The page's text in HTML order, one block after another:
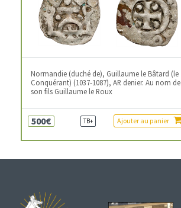
Normandie (duché de), Guillaume le Bâtard (le
Conquérant) (1037-1087), AR denier. Au nom de
son fils Guillaume le Roux
500€ TB+ Ajouter au panier